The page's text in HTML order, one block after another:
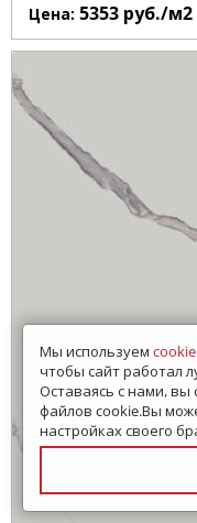
Цена: 5353 руб./м2
Мы используем cookie
чтобы сайт работал
Оставаясь с нами, вы
файлов cookie.Вы
настройках своего